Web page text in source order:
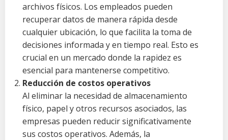
archivos físicos. Los empleados pueden
recuperar datos de manera rápida desde
cualquier ubicación, lo que facilita la toma de
decisiones informada y en tiempo real. Esto es
crucial en un mercado donde la rapidez es
esencial para mantenerse competitivo.
Reducción de costos operativos
Al eliminar la necesidad de almacenamiento
físico, papel y otros recursos asociados, las
empresas pueden reducir significativamente
sus costos operativos. Además, la